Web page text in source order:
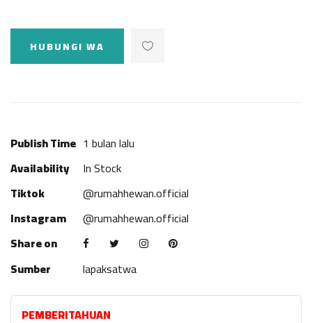
HUBUNGI WA
Publish Time 1 bulan lalu
Availability
In Stock
Tiktok
@rumahhewan.official
Instagram
@rumahhewan.official
Share on
Sumber
lapaksatwa
PEMBERITAHUAN